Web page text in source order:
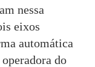
nessa
eixos
automática
do